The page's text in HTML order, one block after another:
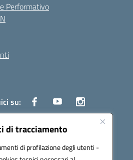
di tracciamento
di profilazione degli utenti -
Performativo
su: